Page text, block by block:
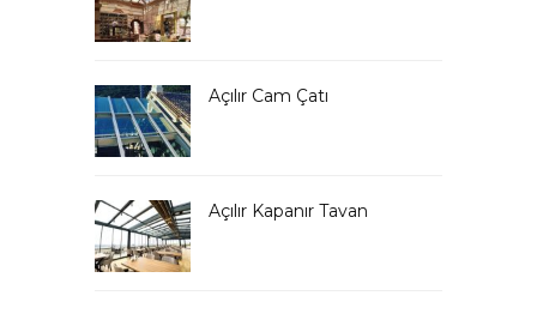
Açılır Cam Çatı
Açılır Kapanır Tavan